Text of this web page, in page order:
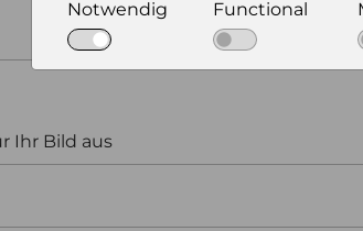
Ihr Bild aus
Notwendig Functional